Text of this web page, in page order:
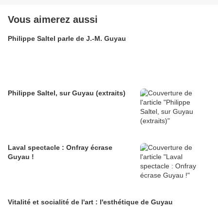
Vous aimerez aussi
Philippe Saltel parle de J.-M. Guyau
Philippe Saltel, sur Guyau (extraits)
Laval spectacle : Onfray écrase
Guyau !
Vitalité et socialité de l'art : l'esthétique de Guyau